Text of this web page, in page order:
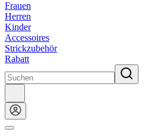
Frauen
Herren
Kinder
Accessoires
Strickzubehör
Rabatt